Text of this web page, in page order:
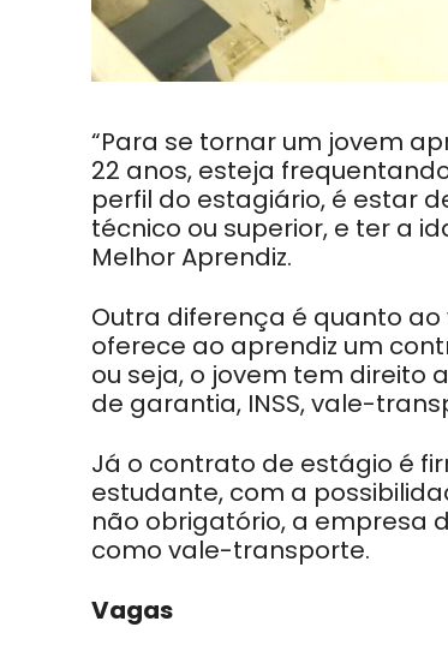
“Para se tornar um jovem
22 anos, esteja
perfil do estagiário, é estar
técnico ou superior, e ter a
Melhor Aprendiz.
Outra diferença é quanto
oferece ao aprendiz um
ou seja, o jovem tem direito
de garantia, INSS, vale-
Já o contrato de estágio é
estudante, com a
não obrigatório, a empresa
como vale-transporte.
Vagas